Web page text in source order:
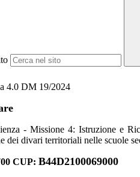
- Missione 4: Istruzione e
dei divari territoriali nelle scuole
CUP: B44D2100069000